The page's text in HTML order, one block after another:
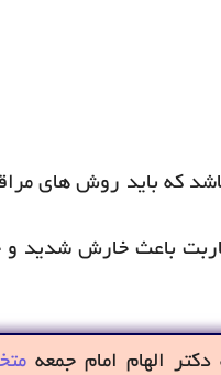
که باید روش های
باعث خارش شدید
الهام امام جمعه